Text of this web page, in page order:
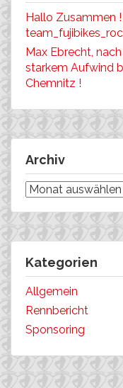
Hallo Zusammen
Max Ebrecht,
starkem Aufwind
Chemnitz !
Archiv
Archiv
Kategorien
Allgemein
Rennbericht
Sponsoring